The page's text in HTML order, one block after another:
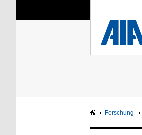
Sie sind hier:
RWTH
Forschung